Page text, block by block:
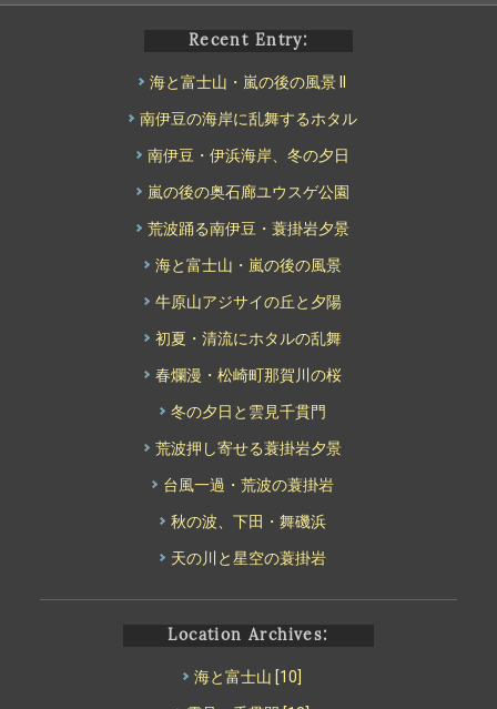
Recent Entry:
海と富士山・嵐の後の風景 II
南伊豆の海岸に乱舞するホタル
南伊豆・伊浜海岸、冬の夕日
嵐の後の奥石廊ユウスゲ公園
荒波踊る南伊豆・蓑掛岩夕景
海と富士山・嵐の後の風景
牛原山アジサイの丘と夕陽
初夏・清流にホタルの乱舞
春爛漫・松崎町那賀川の桜
冬の夕日と雲見千貫門
荒波押し寄せる蓑掛岩夕景
台風一過・荒波の蓑掛岩
秋の波、下田・舞磯浜
天の川と星空の蓑掛岩
Location Archives:
海と富士山 [10]